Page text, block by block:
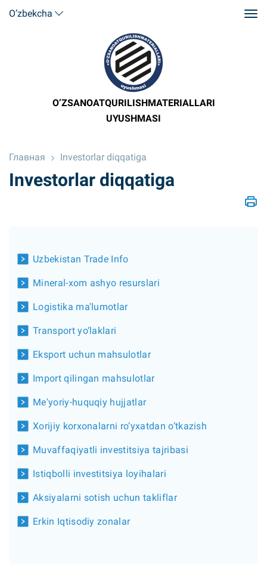
O’zbekcha
O’ZSANOATQURILISHMATERIALLARI
UYUSHMASI
Главная Investorlar diqqatiga
Investorlar diqqatiga
Uzbekistan Trade Info
Mineral-xom ashyo resurslari
Logistika ma'lumotlar
Transport yo‘laklari
Eksport uchun mahsulotlar
Import qilingan mahsulotlar
Me'yoriy-huquqiy hujjatlar
Xorijiy korxonalarni ro‘yxatdan o‘tkazish
Muvaffaqiyatli investitsiya tajribasi
Istiqbolli investitsiya loyihalari
Aksiyalarni sotish uchun takliflar
Erkin Iqtisodiy zonalar